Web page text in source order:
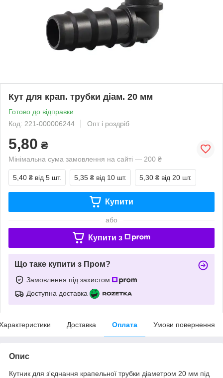
Кут для крап. трубки діам. 20 мм
Готово до відправки
Код: 221-000006244
Опт і роздріб
5,80 ₴
Мінімальна сума замовлення на сайті — 200 ₴
5,40 ₴ від 5 шт. 5,35 ₴ від 10 шт. 5,30 ₴ від 20 шт.
Купити
або
Купити з
Що таке купити з Пром?
Замовлення під захистом
Доступна доставка
Доставка Оплата Умови повернення
Опис
Кутник для з'єднання крапельної трубки діаметром 20 мм під